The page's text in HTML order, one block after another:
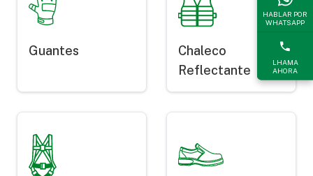
Guantes
Chaleco
Reflectante
HABLAR POR
WHATSAPP
LHAMA
AHORA